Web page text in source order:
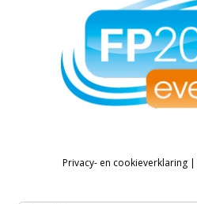
Privacy- en cookieverklaring |